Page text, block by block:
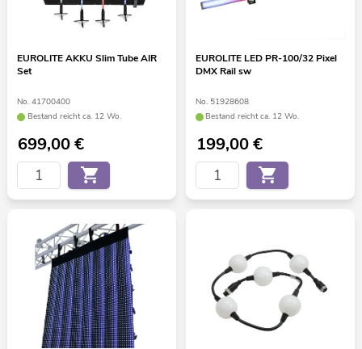
EUROLITE AKKU Slim Tube AIR
Set
No. 41700400
Bestand reicht ca. 12 Wo.
699,00€
EUROLITE LED PR-100/32 Pixel
DMX Rail sw
No. 51928608
Bestand reicht ca. 12 Wo.
199,00€